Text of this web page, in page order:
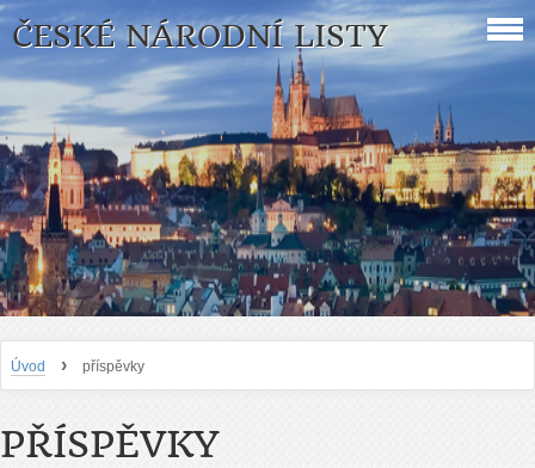
ČESKÉ NÁRODNÍ LISTY
Úvod › příspěvky
PŘÍSPĚVKY